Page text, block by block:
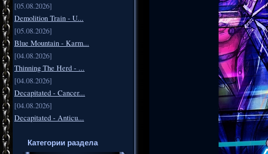
[05.08.2026]
Demolition Train - U...
[05.08.2026]
Blue Mountain - Karm...
[04.08.2026]
Thinning The Herd - ...
[04.08.2026]
Decapitated - Cancer...
[04.08.2026]
Decapitated - Anticu...
Категории раздела